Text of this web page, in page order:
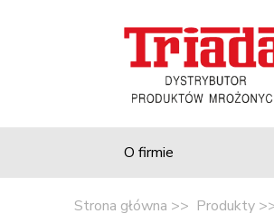
O firmie
Strona główna Produkty